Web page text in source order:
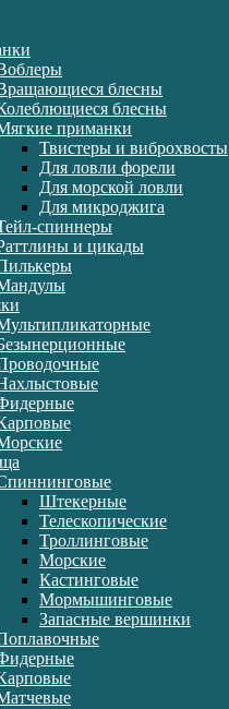
блесны
блесны
приманки
Твистеры и виброхвосты
Для ловли форели
Для морской ловли
Для микроджига
спиннеры
и цикады
Штекерные
Телескопические
Троллинговые
Морские
Кастинговые
Мормышинговые
Запасные вершинки